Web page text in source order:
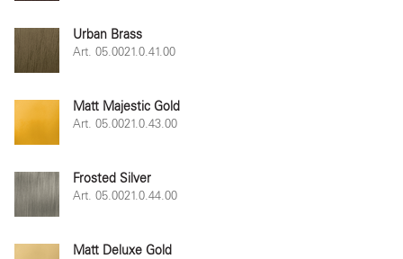
Urban Brass
Art. 05.0021.0.41.00
Matt Majestic Gold
Art. 05.0021.0.43.00
Frosted Silver
Art. 05.0021.0.44.00
Matt Deluxe Gold